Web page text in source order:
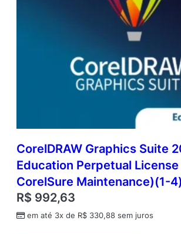
CorelDRAW Graphics Suite
Education Perpetual
CorelSure Maintenance)(1-4)
R$ 992,63
em até 3x de R$ 330,88 sem juros